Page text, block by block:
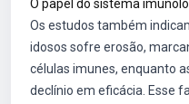
O papel do sistema
Os estudos também
idosos sofre erosão,
células imunes, enquanto
declínio em eficácia. Esse